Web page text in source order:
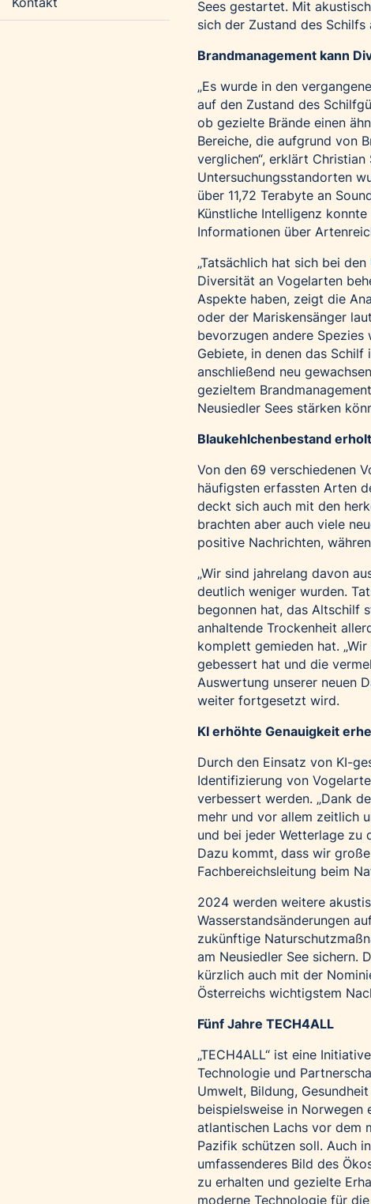
Sees gestartet. Mit
sich der Zustand des
Brandmanagement kann
„Es wurde in den
auf den Zustand des
ob gezielte Brände einen
Bereiche, die aufgrund von
verglichen“, erklärt
Untersuchungsstandorten
über 11,72 Terabyte an
Künstliche Intelligenz
Informationen über
„Tatsächlich hat sich bei
Diversität an Vogelarten
Aspekte haben, zeigt die
oder der Mariskensänger
bevorzugen andere
Gebiete, in denen das
anschließend neu
gezieltem
Neusiedler Sees stärken
Blaukehlchenbestand
Von den 69 verschiedenen
häufigsten erfassten Arten
deckt sich auch mit den
brachten aber auch viele
positive Nachrichten,
„Wir sind jahrelang davon
deutlich weniger wurden.
begonnen hat, das Altschilf
anhaltende Trockenheit
komplett gemieden hat.
gebessert hat und die
Auswertung unserer neuen
weiter fortgesetzt wird.
KI erhöhte Genauigkeit
Durch den Einsatz von KI-
Identifizierung von
verbessert werden. „Dank
mehr und vor allem zeitlich
und bei jeder Wetterlage zu
Dazu kommt, dass wir
Fachbereichsleitung beim
2024 werden weitere
Wasserstandsänderungen
zukünftige
am Neusiedler See sichern.
kürzlich auch mit der
Österreichs wichtigstem
Fünf Jahre TECH4ALL
„TECH4ALL“ ist eine
Technologie und
Umwelt, Bildung,
beispielsweise in
atlantischen Lachs vor dem
Pazifik schützen soll. Auch
umfassenderes Bild des
zu erhalten und gezielte
moderne Technologie für